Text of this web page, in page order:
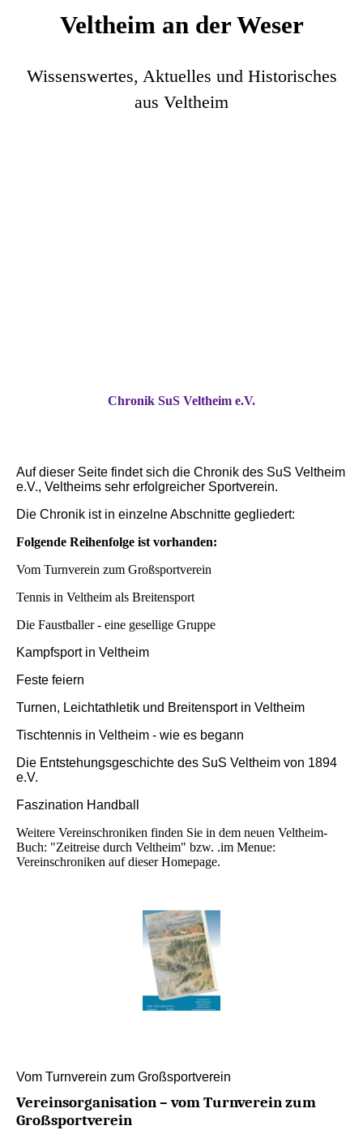
Veltheim an der Weser
Wissenswertes, Aktuelles und Historisches
aus Veltheim
Chronik SuS Veltheim e.V.
Auf dieser Seite findet sich die Chronik des SuS Veltheim
e.V., Veltheims sehr erfolgreicher Sportverein.
Die Chronik ist in einzelne Abschnitte gegliedert:
Folgende Reihenfolge ist vorhanden:
Vom Turnverein zum Großsportverein
Tennis in Veltheim als Breitensport
Die Faustballer - eine gesellige Gruppe
Kampfsport in Veltheim
Feste feiern
Turnen, Leichtathletik und Breitensport in Veltheim
Tischtennis in Veltheim - wie es begann
Die Entstehungsgeschichte des SuS Veltheim von 1894
e.V.
Faszination Handball
Weitere Vereinschroniken finden Sie in dem neuen Veltheim-
Buch: "Zeitreise durch Veltheim" bzw. .im Menue:
Vereinschroniken auf dieser Homepage.
Vom Turnverein zum Großsportverein
Vereinsorganisation – vom Turnverein zum
Großsportverein